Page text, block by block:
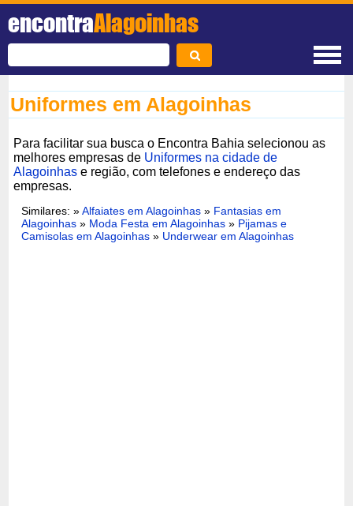
encontraAlagoinhas
Uniformes em Alagoinhas
Para facilitar sua busca o Encontra Bahia selecionou as
melhores empresas de Uniformes na cidade de
Alagoinhas e região, com telefones e endereço das
empresas.
Similares: »Alfaiates em Alagoinhas » Fantasias em
Alagoinhas » Moda Festa em Alagoinhas » Pijamas e
Camisolas em Alagoinhas » Underwear em Alagoinhas